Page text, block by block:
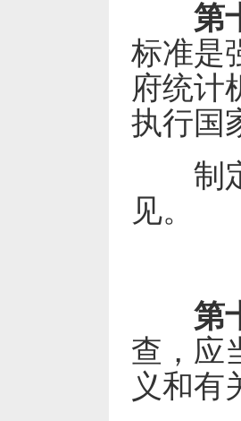
第
标准是
府统计
执行国
制定
见。
第
查，应
义和有